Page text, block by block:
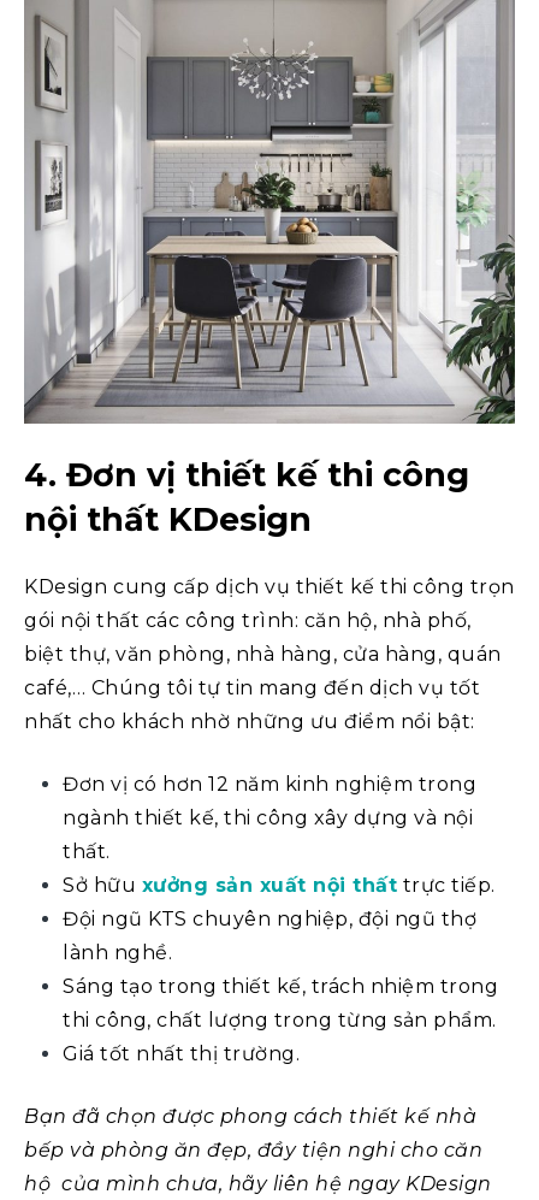
4. Đơn vị thiết kế thi công
nội thất KDesign
KDesign cung cấp dịch vụ thiết kế thi công trọn
gói nội thất các công trình: căn hộ, nhà phố,
biệt thự, văn phòng, nhà hàng, cửa hàng, quán
café,… Chúng tôi tự tin mang đến dịch vụ tốt
nhất cho khách nhờ những ưu điểm nổi bật:
Đơn vị có hơn 12 năm kinh nghiệm trong
ngành thiết kế, thi công xây dựng và nội
thất.
Sở hữu xưởng sản xuất nội thất trực tiếp.
Đội ngũ KTS chuyên nghiệp, đội ngũ thợ
lành nghề.
Sáng tạo trong thiết kế, trách nhiệm trong
thi công, chất lượng trong từng sản phẩm.
Giá tốt nhất thị trường.
Bạn đã chọn được phong cách thiết kế nhà
bếp và phòng ăn đẹp, đầy tiện nghi cho căn
hộ của mình chưa, hãy liên hệ ngay KDesign